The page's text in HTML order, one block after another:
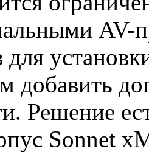
AV-
для
добавить
Решение
Sonnet